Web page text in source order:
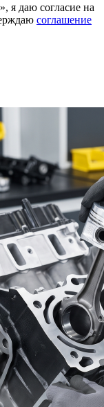
я даю согласие на
соглашение